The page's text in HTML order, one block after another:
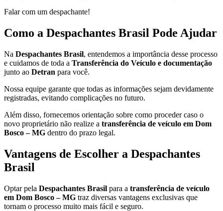
Falar com um despachante!
Como a Despachantes Brasil Pode Ajudar
Na Despachantes Brasil, entendemos a importância desse processo
e cuidamos de toda a Transferência do Veículo e documentação
junto ao Detran para você.
Nossa equipe garante que todas as informações sejam devidamente
registradas, evitando complicações no futuro.
Além disso, fornecemos orientação sobre como proceder caso o
novo proprietário não realize a transferência de veículo em Dom
Bosco – MG dentro do prazo legal.
Vantagens de Escolher a Despachantes
Brasil
Optar pela Despachantes Brasil para a transferência de veículo
em Dom Bosco – MG traz diversas vantagens exclusivas que
tornam o processo muito mais fácil e seguro.